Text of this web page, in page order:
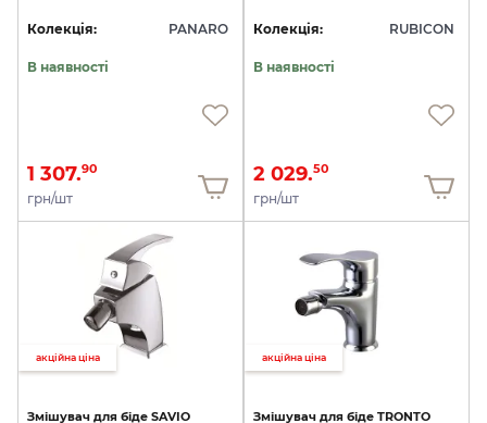
Колекція: PANARO
В наявності
1 307.90
грн/шт
Колекція: RUBICON
В наявності
2 029.50
грн/шт
акційна ціна
Змішувач для біде SAVIO
акційна ціна
Змішувач для біде TRONTO